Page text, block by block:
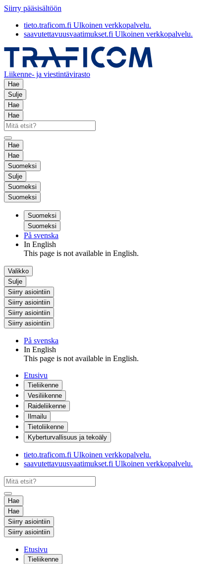
Siirry pääsisältöön
tieto.traficom.fi Ulkoinen verkkopalvelu.
saavutettavuusvaatimukset.fi Ulkoinen verkkopalvelu.
Liikenne- ja viestintävirasto
Hae
Sulje
Hae
Hae
Hae
Hae
Suomeksi
Sulje
Suomeksi
Suomeksi
Suomeksi
Suomeksi
På svenska
In English
This page is not available in English.
Valikko
Sulje
Siirry asiointiin
Siirry asiointiin
Siirry asiointiin
Siirry asiointiin
På svenska
In English
This page is not available in English.
Etusivu
Tieliikenne
Vesiliikenne
Raideliikenne
Ilmailu
Tietoliikenne
Kyberturvallisuus ja tekoäly
tieto.traficom.fi Ulkoinen verkkopalvelu.
saavutettavuusvaatimukset.fi Ulkoinen verkkopalvelu.
Hae
Hae
Siirry asiointiin
Siirry asiointiin
Etusivu
Tieliikenne